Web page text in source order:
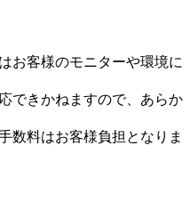
お客様のモニターや環境に
できかねますので、あらか
数料はお客様負担となりま